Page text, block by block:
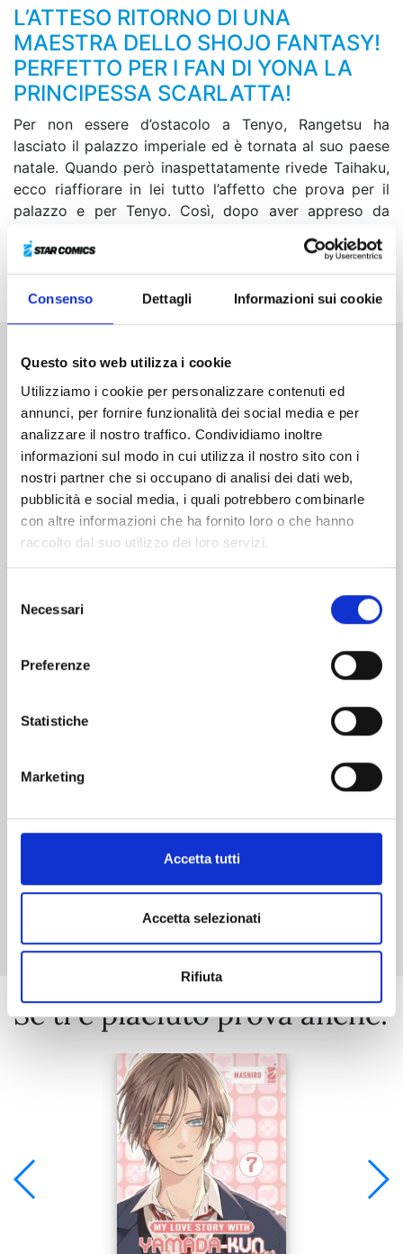
Consenso Dettagli Informazioni sui cookie
Questo sito web utilizza i cookie
Utilizziamo i cookie per personalizzare contenuti ed
annunci, per fornire funzionalità dei social media e per
analizzare il nostro traffico. Condividiamo inoltre
informazioni sul modo in cui utilizza il nostro sito con i
nostri partner che si occupano di analisi dei dati web,
pubblicità e social media, i quali potrebbero combinarle
con altre informazioni che ha fornito loro o che hanno
raccolto dal suo utilizzo dei loro servizi.
delNecessari
Preferenze
Statistiche
Marketing
Accetta tutti
Accetta selezionati
Rifiuta
L’ATTESO RITORNO DI UNA
MAESTRA DELLO SHOJO FANTASY!
PERFETTO PER I FAN DI YONA LA
PRINCIPESSA SCARLATTA!
Per non essere d’ostacolo a Tenyo, Rangetsu ha
lasciato il palazzo imperiale ed è tornata al suo paese
natale. Quando però inaspettatamente rivede Taihaku,
ecco riaffiorare in lei tutto l’affetto che prova per il
palazzo e per Tenyo. Così, dopo aver appreso da
decide di tornare a vivere accanto a lui, ma stavolta
farà in modo che Tenyo possa essere fiero di lei.
Altri volumi della serie
Se ti è piaciuto prova anche: